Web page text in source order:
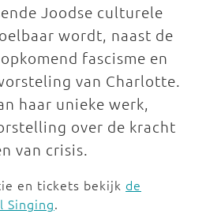
Joodse culturele
wordt, naast de
fascisme en
van Charlotte.
haar unieke werk,
over de kracht
van crisis.
en tickets bekijk de
Singing.